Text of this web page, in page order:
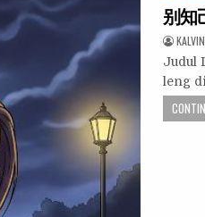
in
别知
KALVIN
Judul
leng